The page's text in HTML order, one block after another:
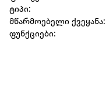
ტიპი:
მწარმოებელი ქვეყანა:
ფუნქციები: